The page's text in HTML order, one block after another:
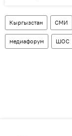
Кыргызстан СМИ
медиафорум ШОС